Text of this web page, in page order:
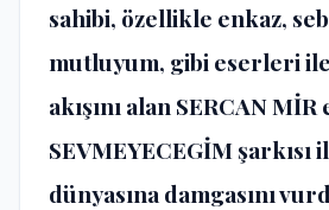
sahibi, özellikle enkaz,
mutluyum, gibi eserleri
akışını alan SERCAN MİR
SEVMEYECEGİMşarkısı
dünyasına damgasını